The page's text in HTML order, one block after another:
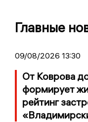
Главные
09/08/2026 13:30
От Коврова
формирует
рейтинг